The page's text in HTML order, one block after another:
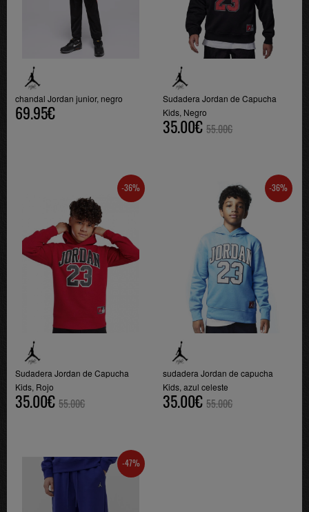
chandal Jordan junior, negro
69.95€
Sudadera Jordan de Capucha
Kids, Negro
35.00€ 55.00€
-36%
Sudadera Jordan de Capucha
Kids, Rojo
35.00€ 55.00€
-36%
sudadera Jordan de capucha
Kids, azul celeste
35.00€ 55.00€
-47%